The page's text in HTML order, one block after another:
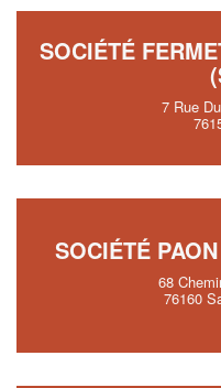
SOCIÉTÉ
7 Rue
SOCIÉTÉ
68
76160